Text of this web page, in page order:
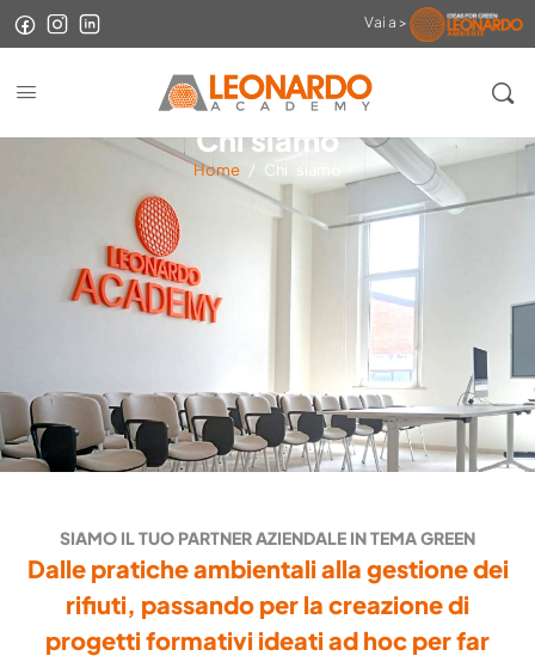
Vai a >
Chi siamo
Home / Chi siamo
SIAMO IL TUO PARTNER AZIENDALE IN TEMA GREEN
Dalle pratiche ambientali alla gestione dei
rifiuti, passando per la creazione di
progetti formativi ideati ad hoc per far